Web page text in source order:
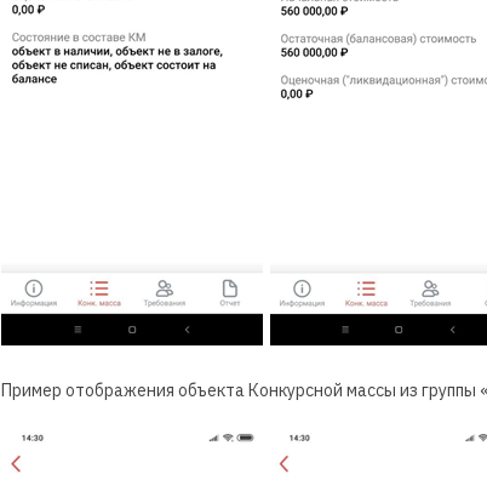
Пример отображения объекта Конкурсной массы из группы